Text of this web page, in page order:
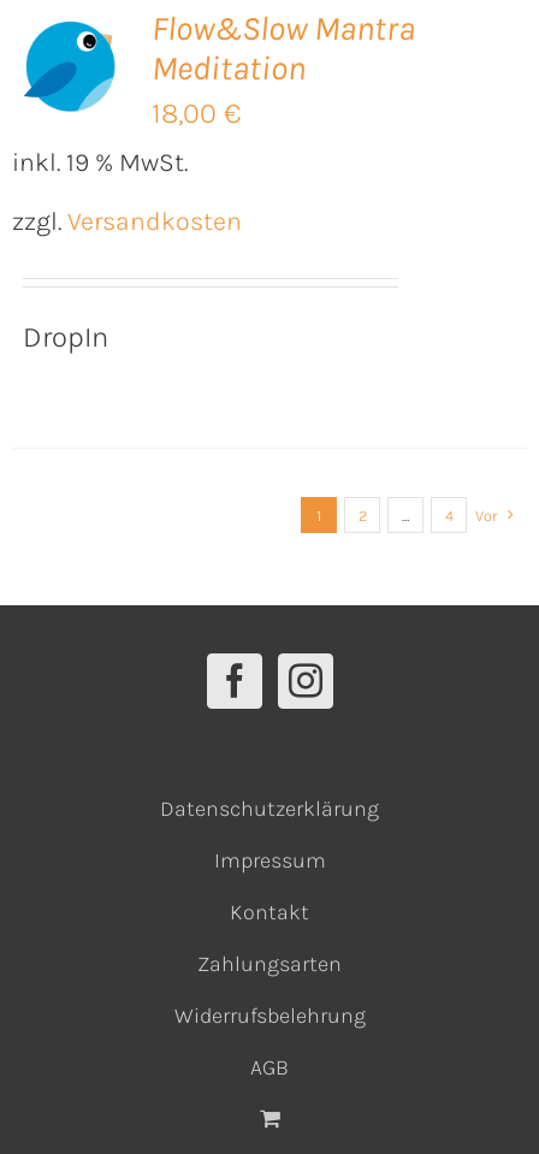
Flow&Slow Mantra
Meditation
18,00 €
inkl. 19 % MwSt.
zzgl. Versandkosten
DropIn
1 2 4 Vor
Datenschutzerklärung
Impressum
Kontakt
Zahlungsarten
Widerrufsbelehrung
AGB